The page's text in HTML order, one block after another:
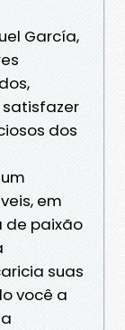
García,
dos
em
de paixão
suas
você a